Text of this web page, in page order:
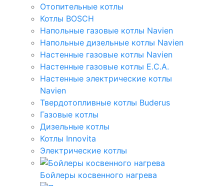
Отопительные котлы
Котлы BOSCH
Напольные газовые котлы Navien
Напольные дизельные котлы Navien
Настенные газовые котлы Navien
Настенные газовые котлы E.C.A.
Настенные электрические котлы
Navien
Твердотопливные котлы Buderus
Газовые котлы
Дизельные котлы
Котлы Innovita
Электрические котлы
Бойлеры косвенного нагрева